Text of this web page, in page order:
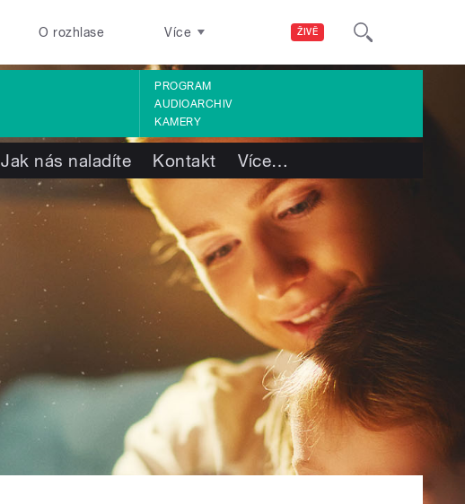
ŽIVĚ
O rozhlase Více
PROGRAM
AUDIOARCHIV
KAMERY
Jak nás naladíte Kontakt Více…